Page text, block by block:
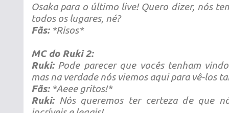
Osaka para o último live! Quero dizer, nós
todos os lugares, né?
Fãs:*Risos*
MC do Ruki 2:
Ruki:Pode parecer que vocês tenham
mas na verdade nós viemos aqui para vê-los
Fãs:*Aeee gritos!*
Ruki:Nós queremos ter certeza de que